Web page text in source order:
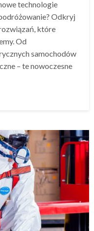
technologie
Odkryj
które
Od
samochodów
– te nowoczesne